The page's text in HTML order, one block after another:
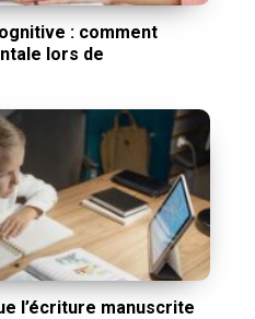
: comment
lors de
l’écriture manuscrite